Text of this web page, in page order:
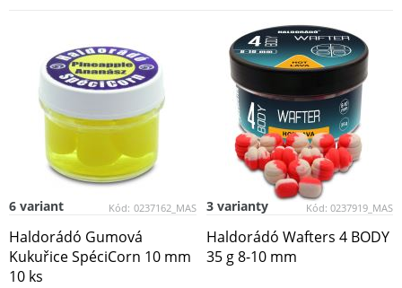
Kód: 0237162_MAS
6 variant
Haldorádó Gumová
Kukuřice SpéciCorn 10 mm
10 ks
Kód: 0237919_MAS
3 varianty
Haldorádó Wafters 4 BODY
35 g 8-10 mm